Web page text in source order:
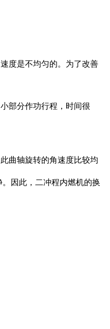
度是不均匀的。为了改善
部分作功行程，时间很
曲轴旋转的角速度比较均
因此，二冲程内燃机的换